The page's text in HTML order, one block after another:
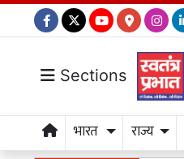
Sections
भारत राज्य